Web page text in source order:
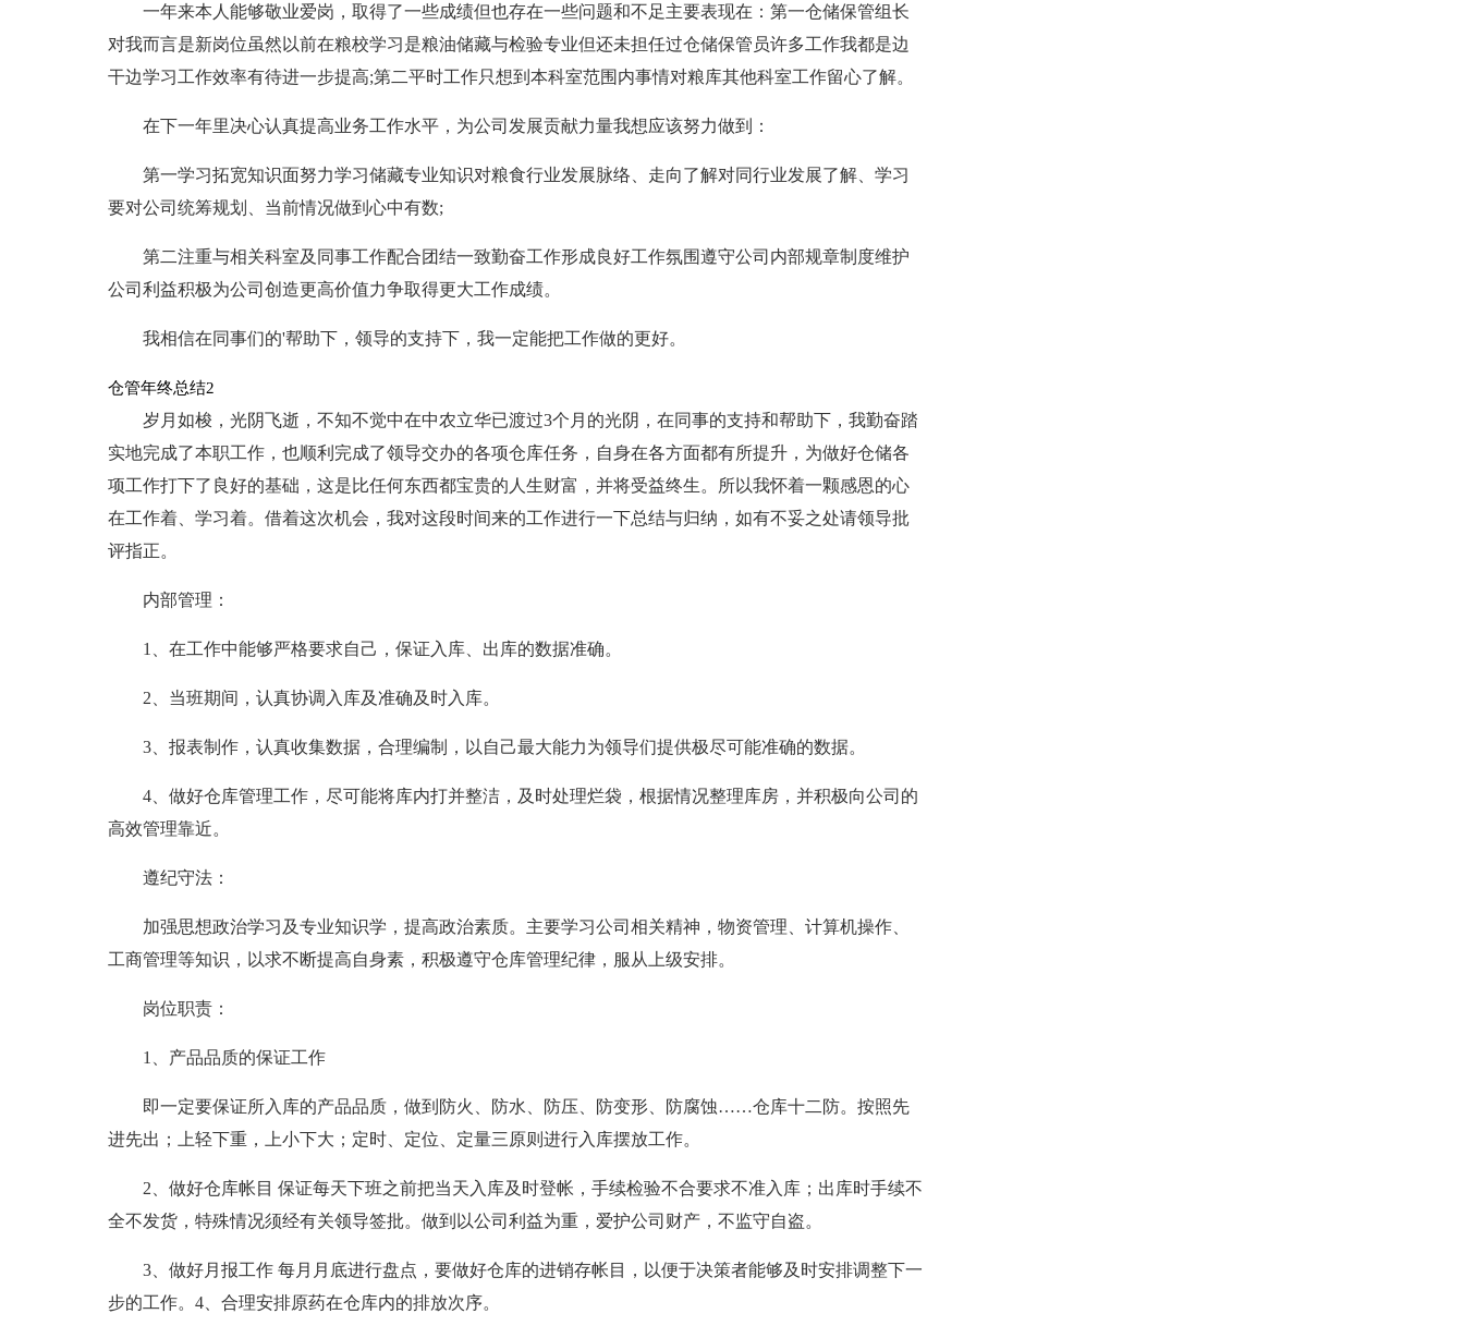
一年来本人能够敬业爱岗，取得了一些成绩但也存在一些问题和不足主要表现在：第一仓储保管组长
对我而言是新岗位虽然以前在粮校学习是粮油储藏与检验专业但还未担任过仓储保管员许多工作我都是边
干边学习工作效率有待进一步提高;第二平时工作只想到本科室范围内事情对粮库其他科室工作留心了解。
在下一年里决心认真提高业务工作水平，为公司发展贡献力量我想应该努力做到：
第一学习拓宽知识面努力学习储藏专业知识对粮食行业发展脉络、走向了解对同行业发展了解、学习
要对公司统筹规划、当前情况做到心中有数;
第二注重与相关科室及同事工作配合团结一致勤奋工作形成良好工作氛围遵守公司内部规章制度维护
公司利益积极为公司创造更高价值力争取得更大工作成绩。
我相信在同事们的'帮助下，领导的支持下，我一定能把工作做的更好。
仓管年终总结2
岁月如梭，光阴飞逝，不知不觉中在中农立华已渡过3个月的光阴，在同事的支持和帮助下，我勤奋踏
实地完成了本职工作，也顺利完成了领导交办的各项仓库任务，自身在各方面都有所提升，为做好仓储各
项工作打下了良好的基础，这是比任何东西都宝贵的人生财富，并将受益终生。所以我怀着一颗感恩的心
在工作着、学习着。借着这次机会，我对这段时间来的工作进行一下总结与归纳，如有不妥之处请领导批
评指正。
内部管理：
1、在工作中能够严格要求自己，保证入库、出库的数据准确。
2、当班期间，认真协调入库及准确及时入库。
3、报表制作，认真收集数据，合理编制，以自己最大能力为领导们提供极尽可能准确的数据。
4、做好仓库管理工作，尽可能将库内打并整洁，及时处理烂袋，根据情况整理库房，并积极向公司的
高效管理靠近。
遵纪守法：
加强思想政治学习及专业知识学，提高政治素质。主要学习公司相关精神，物资管理、计算机操作、
工商管理等知识，以求不断提高自身素，积极遵守仓库管理纪律，服从上级安排。
岗位职责：
1、产品品质的保证工作
即一定要保证所入库的产品品质，做到防火、防水、防压、防变形、防腐蚀……仓库十二防。按照先
进先出；上轻下重，上小下大；定时、定位、定量三原则进行入库摆放工作。
2、做好仓库帐目 保证每天下班之前把当天入库及时登帐，手续检验不合要求不准入库；出库时手续不
全不发货，特殊情况须经有关领导签批。做到以公司利益为重，爱护公司财产，不监守自盗。
3、做好月报工作 每月月底进行盘点，要做好仓库的进销存帐目，以便于决策者能够及时安排调整下一
步的工作。4、合理安排原药在仓库内的排放次序。